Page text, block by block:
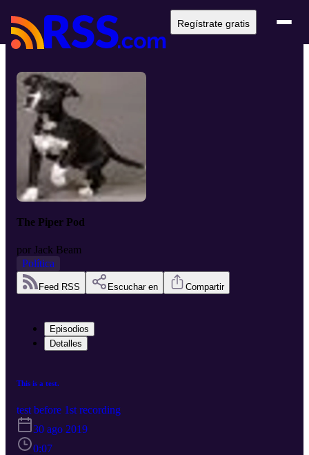
Regístrate gratis
The Piper Pod
por Jack Beam
Política
Feed RSS Escuchar en Compartir
Episodios
Detalles
This is a test.
test before 1st recording
30 ago 2019
0:07